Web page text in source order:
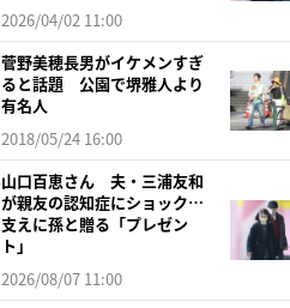
2026/04/02 11:00
菅野美穂長男がイケメンすぎ
ると話題 公園で堺雅人より
有名人
2018/05/24 16:00
山口百恵さん 夫・三浦友和
が親友の認知症にショック…
支えに孫と贈る「プレゼン
ト」
2026/08/07 11:00